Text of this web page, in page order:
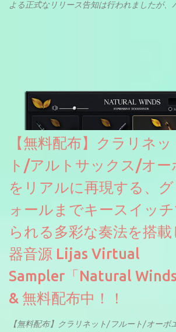
よる正式なリリース告知は行われましたが、
ソースを元に設計・改良した製品のようです
【無料配布】クラリネ
ト/アルトサックス/オー
をリアルに再現する、
ォールまでキースイッチ
られる多彩な奏法を搭
器音源 Lijas Virtual
Sampler「Natural
& 無料配布中！！
【無料配布】クラリネット/フルート/オーボ